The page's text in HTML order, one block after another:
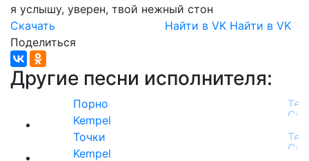
я услышу, уверен, твой нежный стон
Скачать
Найти в VK Найти в VK
Поделиться
Другие песни исполнителя:
Порно
Kempel
Точки
Kempel